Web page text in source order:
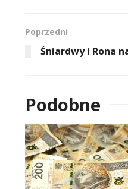
Poprzedni
Śniardwy i Rona
Podobne